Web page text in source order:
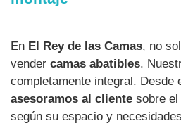
En El Rey de las Camas, no
vender camas abatibles.
completamente integral. Desde
asesoramos al cliente sobre el
según su espacio y